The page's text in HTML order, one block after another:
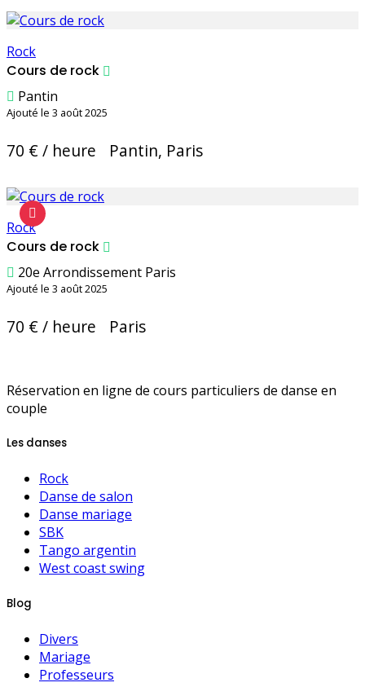
Rock
Cours de rock
Pantin
Ajouté le 3 août 2025
70 € / heure Pantin, Paris
Rock
Cours de rock
20e Arrondissement Paris
Ajouté le 3 août 2025
70 € / heure Paris
Réservation en ligne de cours particuliers de danse en
couple
Les danses
Rock
Danse de salon
Danse mariage
SBK
Tango argentin
West coast swing
Blog
Divers
Mariage
Professeurs